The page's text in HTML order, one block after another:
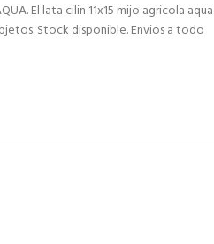
El lata cilin 11x15 mijo agricola aqua
Stock disponible. Envios a todo